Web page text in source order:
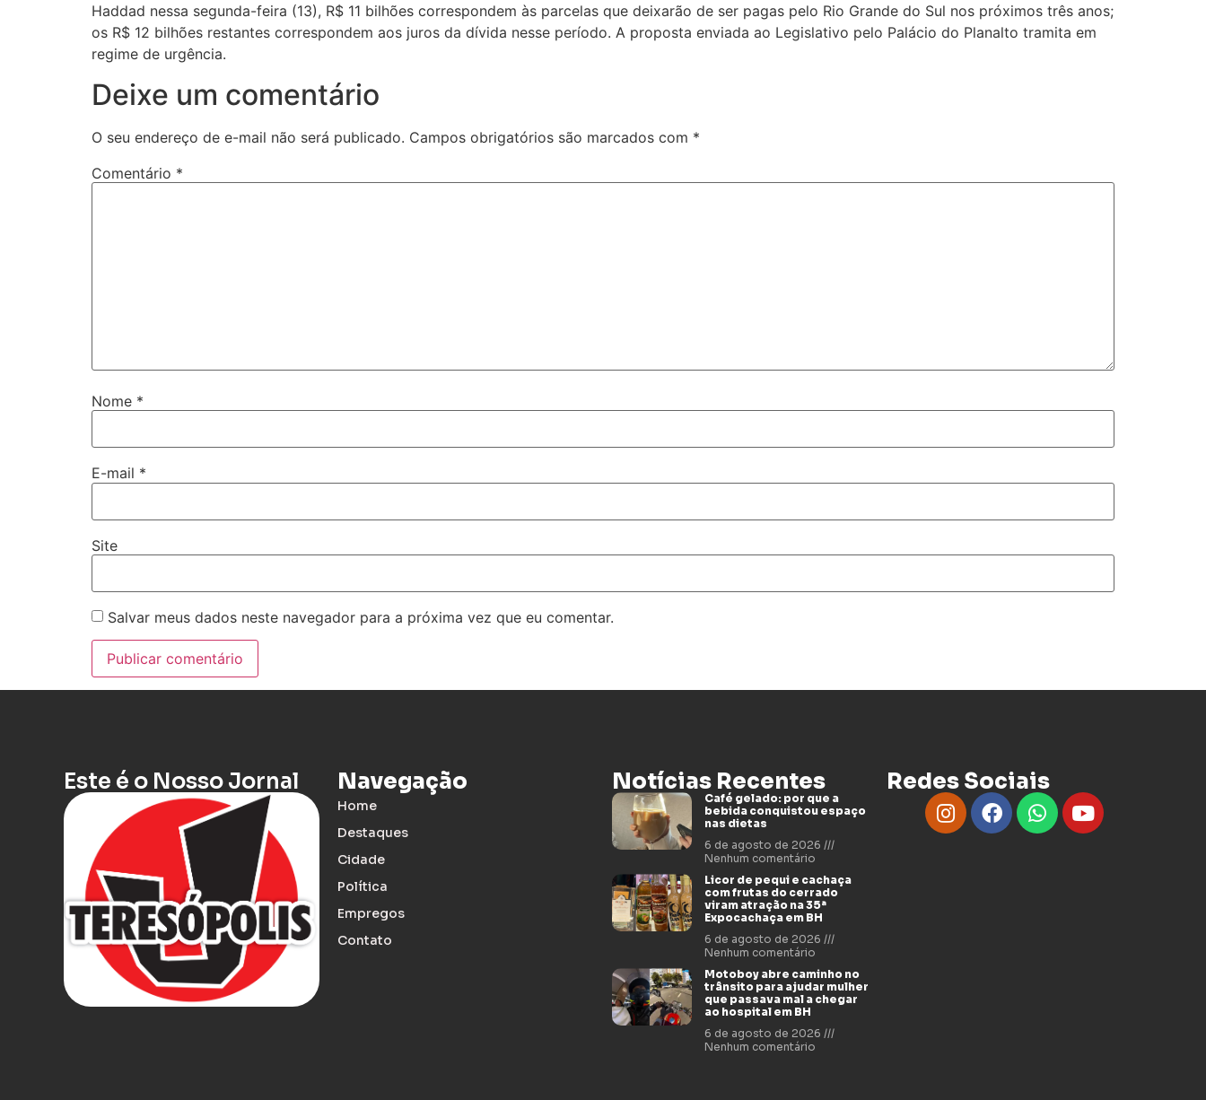
Haddad nessa segunda-feira (13), R$ 11 bilhões correspondem às parcelas que deixarão de ser pagas pelo Rio Grande do Sul nos próximos três anos;
os R$ 12 bilhões restantes correspondem aos juros da dívida nesse período. A proposta enviada ao Legislativo pelo Palácio do Planalto tramita em
regime de urgência.
Deixe um comentário
O seu endereço de e-mail não será publicado. Campos obrigatórios são marcados com *
Comentário *
Nome *
E-mail *
Site
Salvar meus dados neste navegador para a próxima vez que eu comentar.
Este é o Nosso Jornal Navegação
Home
Destaques
Cidade
Política
Empregos
Contato
Notícias Recentes
Café gelado: por que a
bebida conquistou espaço
nas dietas
6 de agosto de 2026
Nenhum comentário
Licor de pequi e cachaça
com frutas do cerrado
viram atração na 35ª
Expocachaça em BH
6 de agosto de 2026
Nenhum comentário
Motoboy abre caminho no
trânsito para ajudar mulher
que passava mal a chegar
ao hospital em BH
6 de agosto de 2026
Nenhum comentário
Redes Sociais